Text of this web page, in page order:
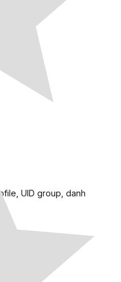
UID group, danh